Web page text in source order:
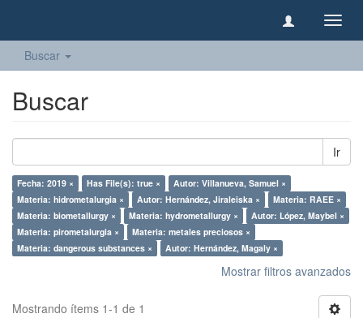
Buscar
Buscar
Ir
Fecha: 2019 × Has File(s): true ×
Autor: Villanueva, Samuel ×
Materia: hidrometalurgia ×
Autor: Hernández, Jiraleiska ×
Materia: RAEE ×
Materia: biometallurgy ×
Materia: hydrometallurgy ×
Autor: López, Maybel ×
Materia: pirometalurgia ×
Materia: metales preciosos ×
Materia: dangerous substances ×
Autor: Hernández, Magaly ×
Mostrar filtros avanzados
Mostrando ítems 1-1 de 1